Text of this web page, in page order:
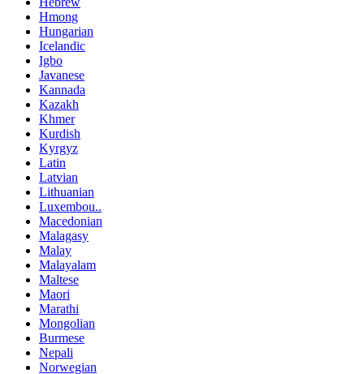
Hmong
Hungarian
Icelandic
Igbo
Javanese
Kannada
Kazakh
Khmer
Kurdish
Kyrgyz
Latin
Latvian
Lithuanian
Luxembou..
Macedonian
Malagasy
Malay
Malayalam
Maltese
Maori
Marathi
Mongolian
Burmese
Nepali
Norwegian